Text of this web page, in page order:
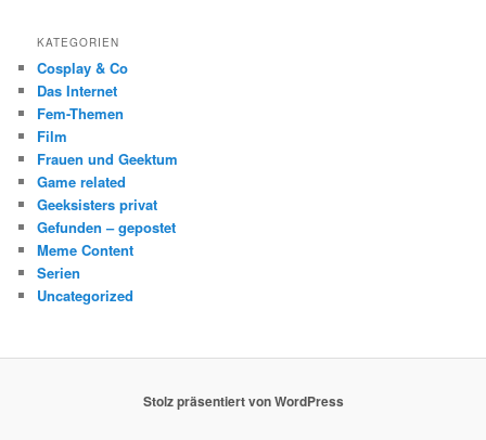
KATEGORIEN
Cosplay & Co
Das Internet
Fem-Themen
Film
Frauen und Geektum
Game related
Geeksisters privat
Gefunden – gepostet
Meme Content
Serien
Uncategorized
Stolz präsentiert von WordPress